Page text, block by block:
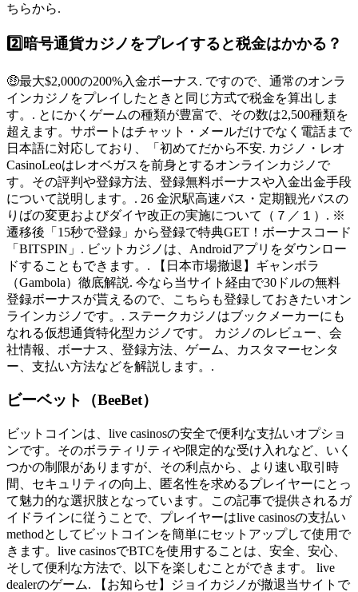
ちらから.
2️⃣暗号通貨カジノをプレイすると税金はかかる？
🤑最大$2,000の200%入金ボーナス. ですので、通常のオンラ
インカジノをプレイしたときと同じ方式で税金を算出しま
す。. とにかくゲームの種類が豊富で、その数は2,500種類を
超えます。サポートはチャット・メールだけでなく電話まで
日本語に対応しており、「初めてだから不安. カジノ・レオ
CasinoLeoはレオベガスを前身とするオンラインカジノで
す。その評判や登録方法、登録無料ボーナスや入金出金手段
について説明します。. 26 金沢駅高速バス・定期観光バスの
りばの変更およびダイヤ改正の実施について（７／１）. ※
遷移後「15秒で登録」から登録で特典GET！ボーナスコード
「BITSPIN」. ビットカジノは、Androidアプリをダウンロー
ドすることもできます。. 【日本市場撤退】ギャンボラ
（Gambola）徹底解説. 今なら当サイト経由で30ドルの無料
登録ボーナスが貰えるので、こちらも登録しておきたいオン
ラインカジノです。. ステークカジノはブックメーカーにも
なれる仮想通貨特化型カジノです。 カジノのレビュー、会
社情報、ボーナス、登録方法、ゲーム、カスタマーセンタ
ー、支払い方法などを解説します。.
ビーベット（BeeBet）
ビットコインは、live casinosの安全で便利な支払いオプショ
ンです。そのボラティリティや限定的な受け入れなど、いく
つかの制限がありますが、その利点から、より速い取引時
間、セキュリティの向上、匿名性を求めるプレイヤーにとっ
て魅力的な選択肢となっています。この記事で提供されるガ
イドラインに従うことで、プレイヤーはlive casinosの支払い
methodとしてビットコインを簡単にセットアップして使用で
きます。live casinosでBTCを使用することは、安全、安心、
そして便利な方法で、以下を楽しむことができます。 live
dealerのゲーム. 【お知らせ】ジョイカジノが撤退当サイトで